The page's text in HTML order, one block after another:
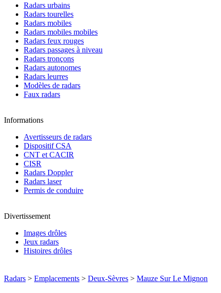
Radars urbains
Radars tourelles
Radars mobiles
Radars mobiles mobiles
Radars feux rouges
Radars passages à niveau
Radars tronçons
Radars autonomes
Radars leurres
Modèles de radars
Faux radars
Informations
Avertisseurs de radars
Dispositif CSA
CNT et CACIR
CISR
Radars Doppler
Radars laser
Permis de conduire
Divertissement
Images drôles
Jeux radars
Histoires drôles
Radars > Emplacements > Deux-Sèvres > Mauze Sur Le Mignon